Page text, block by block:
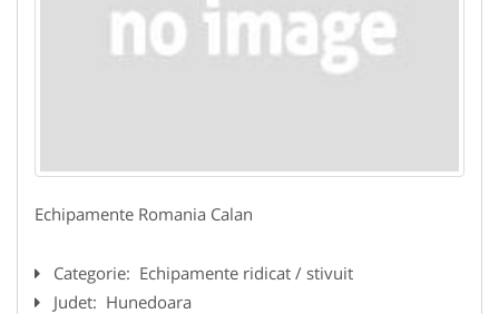
Echipamente Romania Calan
Categorie: Echipamente ridicat / stivuit
Judet: Hunedoara